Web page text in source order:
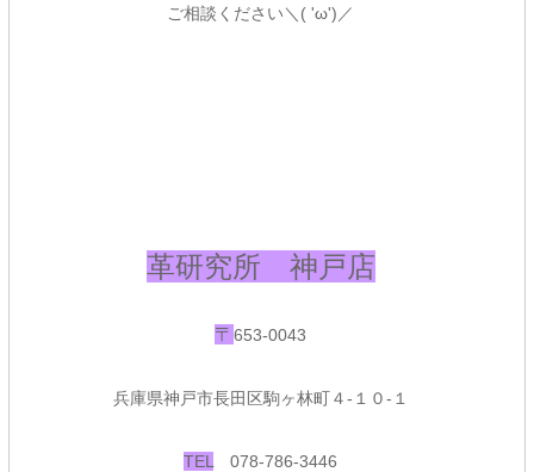
ご相談ください＼( 'ω')／
革研究所 神戸店
〒653-0043
兵庫県神戸市長田区駒ヶ林町４-１０-１
TEL 078-786-3446